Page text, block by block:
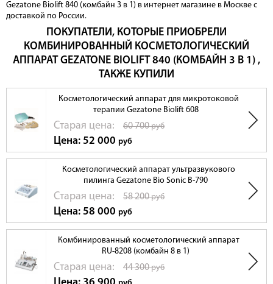
Gezatone Biolift 840 (комбайн 3 в 1) в интернет магазине в Москве с
доставкой по России.
ПОКУПАТЕЛИ, КОТОРЫЕ ПРИОБРЕЛИ
КОМБИНИРОВАННЫЙ КОСМЕТОЛОГИЧЕСКИЙ
АППАРАТ GEZATONE BIOLIFT 840 (КОМБАЙН 3 В 1) ,
ТАКЖЕ КУПИЛИ
Косметологический аппарат для микротоковой
терапии Gezatone Biolift 608
Cтарая цена: 60 700руб
Цена: 52 000 руб
Косметологический аппарат ультразвукового
пилинга Gezatone Bio Sonic B-790
Cтарая цена: 58 200руб
Цена: 58 000 руб
Комбинированный косметологический аппарат
RU-8208 (комбайн 8 в 1)
Cтарая цена: 44 300руб